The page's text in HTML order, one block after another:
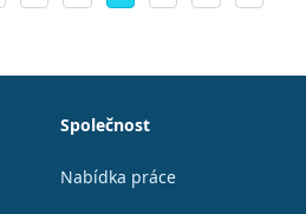
Společnost
Nabídka práce